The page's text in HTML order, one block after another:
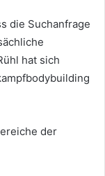
die Suchanfrage
hat sich
der